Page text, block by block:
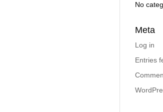
No
Meta
Log in
Entries